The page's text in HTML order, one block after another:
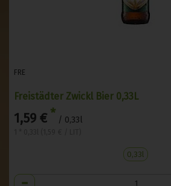
FRE
Freistädter Zwickl Bier 0,33L
1,59 € * / 0,33l
0,33l
Anzahl